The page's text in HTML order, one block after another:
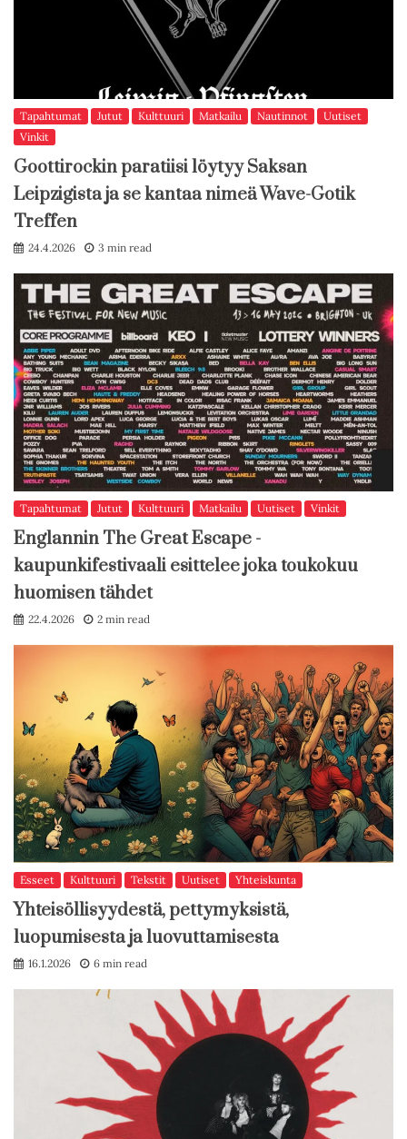
Tapahtumat Jutut Kulttuuri Matkailu Nautinnot
Uutiset
Vinkit
Goottirockin paratiisi löytyy Saksan
Leipzigista ja se kantaa nimeä Wave-Gotik
Treffen
24.4.2026 3 min read
Tapahtumat Jutut Kulttuuri Matkailu Uutiset Vinkit
Englannin The Great Escape -
kaupunkifestivaali esittelee joka toukokuu
huomisen tähdet
22.4.2026 2 min read
Esseet Kulttuuri Tekstit Uutiset Yhteiskunta
Yhteisöllisyydestä, pettymyksistä,
luopumisesta ja luovuttamisesta
16.1.2026 6 min read